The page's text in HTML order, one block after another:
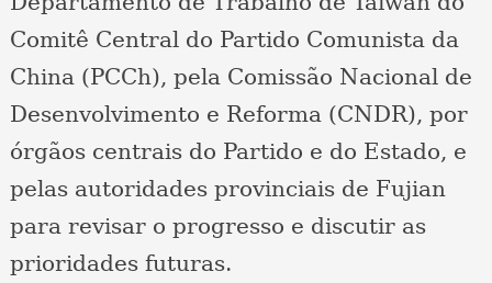
Comitê Central do Partido Comunista da
China (PCCh), pela Comissão Nacional de
Desenvolvimento e Reforma (CNDR), por
órgãos centrais do Partido e do Estado, e
pelas autoridades provinciais de Fujian
para revisar o progresso e discutir as
prioridades futuras.